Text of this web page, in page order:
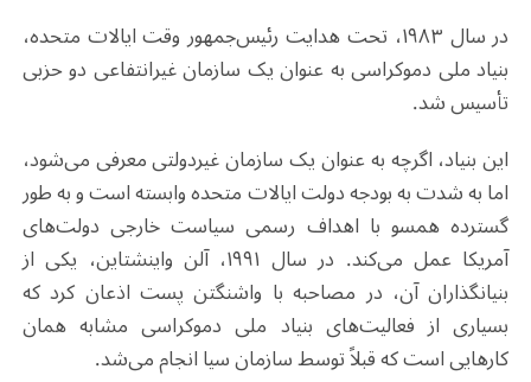
در سال ۱۹۸۳، تحت هدایت رئیس‌جمهور وقت ایالات متحده،
بنیاد ملی دموکراسی به عنوان یک سازمان غیرانتفاعی دو حزبی
تأسیس شد.
این بنیاد، اگرچه به عنوان یک سازمان غیردولتی معرفی می‌شود،
اما به شدت به بودجه دولت ایالات متحده وابسته است و به طور
گسترده همسو با اهداف رسمی سیاست خارجی دولت‌های
آمریکا عمل می‌کند. در سال ۱۹۹۱، آلن واینشتاین، یکی از
بنیانگذاران آن، در مصاحبه‌ با واشنگتن پست اذعان کرد که
بسیاری از فعالیت‌های بنیاد ملی دموکراسی مشابه همان
کارهایی است که قبلاً توسط سازمان سیا انجام می‌شد.